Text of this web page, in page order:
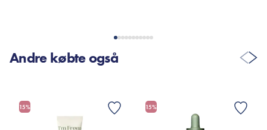
Andre købte også
15% 15%